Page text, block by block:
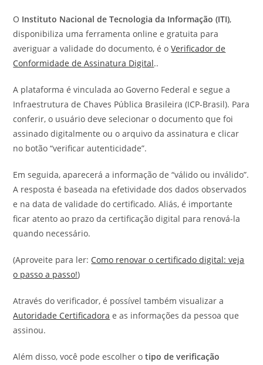
O Instituto Nacional de Tecnologia da Informação (ITI),
disponibiliza uma ferramenta online e gratuita para
averiguar a validade do documento, é oVerificador de
Conformidade de Assinatura Digital..
A plataforma é vinculada ao Governo Federal e segue a
Infraestrutura de Chaves Pública Brasileira (ICP-Brasil). Para
conferir, o usuário deve selecionar o documento que foi
assinado digitalmente ou o arquivo da assinatura e clicar
no botão “verificar autenticidade”.
Em seguida, aparecerá a informação de “válido ou inválido”.
A resposta é baseada na efetividade dos dados observados
e na data de validade do certificado. Aliás, é importante
ficar atento ao prazo da certificação digital para renová-la
quando necessário.
(Aproveite para ler: Como renovar o certificado digital: veja
o passo a passo!)
Através do verificador, é possível também visualizar a
Autoridade Certificadora e as informações da pessoa que
assinou.
Além disso, você pode escolher o tipo de verificação